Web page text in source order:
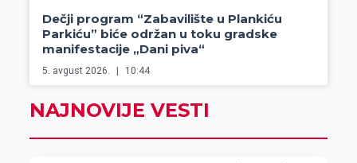
Dečji program “Zabavilište u Plankiću
Parkiću” biće održan u toku gradske
manifestacije „Dani piva“
5. avgust 2026. 10:44
NAJNOVIJE VESTI